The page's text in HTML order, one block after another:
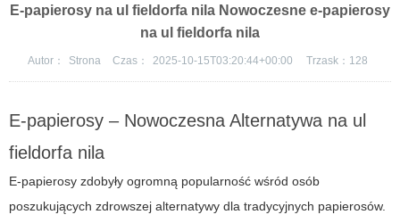
E-papierosy na ul fieldorfa nila Nowoczesne e-papierosy
na ul fieldorfa nila
Autor： Strona Czas： 2025-10-15T03:20:44+00:00 Trzask： 128
E-papierosy – Nowoczesna Alternatywa na ul
fieldorfa nila
E-papierosy zdobyły ogromną popularność wśród osób
poszukujących zdrowszej alternatywy dla tradycyjnych papierosów.